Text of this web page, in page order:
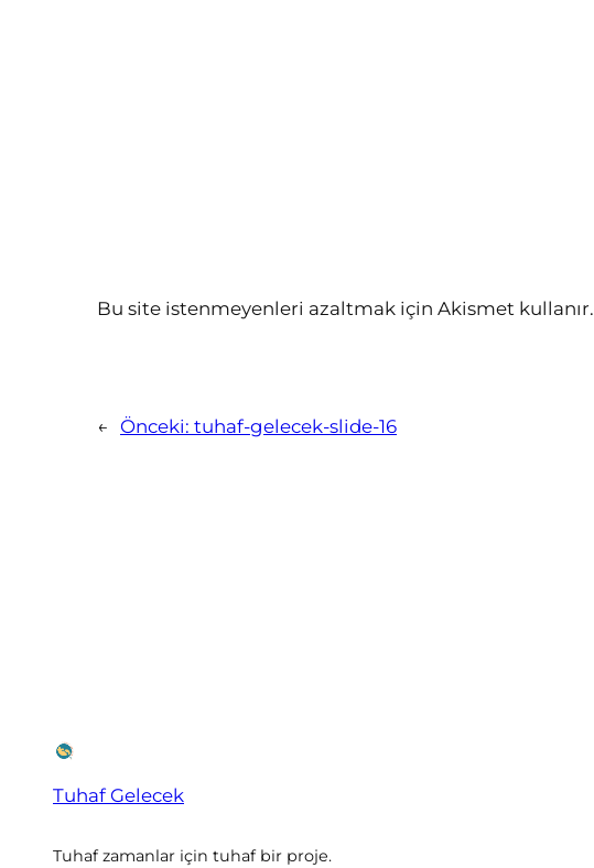
Bu site istenmeyenleri azaltmak için Akismet kullanır.
← Önceki: tuhaf-gelecek-slide-16
Tuhaf Gelecek
Tuhaf zamanlar için tuhaf bir proje.